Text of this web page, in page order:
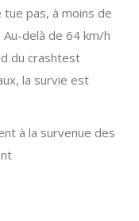
tue pas, à moins de
delà de 64 km/h
du crashtest
la survie est
à la survenue des